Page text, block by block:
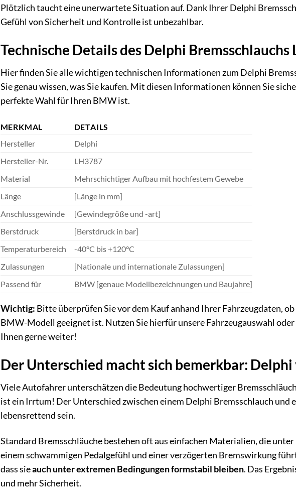
Plötzlich taucht eine unerwartete Situation auf. Dank Ihrer Delphi
Gefühl von Sicherheit und Kontrolle ist unbezahlbar.
Technische Details des Delphi Bremsschlauchs
Hier finden Sie alle wichtigen technischen Informationen zum Delphi
Sie genau wissen, was Sie kaufen. Mit diesen Informationen können Sie
perfekte Wahl für Ihren BMW ist.
MERKMAL
DETAILS
Hersteller
Delphi
Hersteller-Nr.
LH3787
Material
Mehrschichtiger Aufbau mit hochfestem Gewebe
Länge
[Länge in mm]
Anschlussgewinde
[Gewindegröße und -art]
Berstdruck
[Berstdruck in bar]
Temperaturbereich
-40°C bis +120°C
Zulassungen
[Nationale und internationale Zulassungen]
Passend für
BMW [genaue Modellbezeichnungen und Baujahre]
Wichtig: Bitte überprüfen Sie vor dem Kauf anhand Ihrer Fahrzeugdaten,
BMW-Modell geeignet ist. Nutzen Sie hierfür unsere Fahrzeugauswahl
Ihnen gerne weiter!
Der Unterschied macht sich bemerkbar:
Viele Autofahrer unterschätzen die Bedeutung hochwertiger
ist ein Irrtum! Der Unterschied zwischen einem Delphi Bremsschlauch
lebensrettend sein.
Standard Bremsschläuche bestehen oft aus einfachen Materialien, die unter
einem schwammigen Pedalgefühl und einer verzögerten Bremswirkung
dass sieauch unter extremen Bedingungen formstabil bleiben. Das
und mehr Sicherheit.